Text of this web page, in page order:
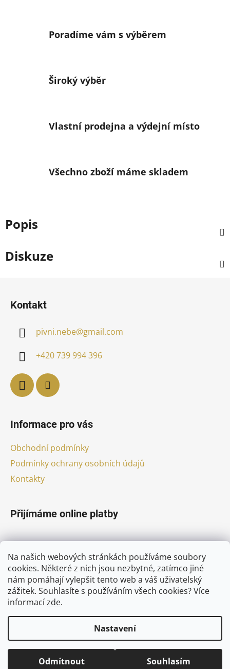
Na našich webových stránkách používáme soubory
cookies. Některé z nich jsou nezbytné, zatímco jiné
nám pomáhají vylepšit tento web a váš uživatelský
zážitek. Souhlasíte s používáním všech cookies?Více
informacízde.
Nastavení
Odmítnout Souhlasím
Poradíme vám s výběrem
Široký výběr
Vlastní prodejna a výdejní místo
Všechno zboží máme skladem
Popis
Diskuze
Kontakt
pivni.nebe@gmail.com
+420 739 994 396
Informace pro vás
Obchodní podmínky
Podmínky ochrany osobních údajů
Kontakty
Přijímáme online platby
Facebook
Vytvořil Shoptet
Copyright 2026
. Všechna práva